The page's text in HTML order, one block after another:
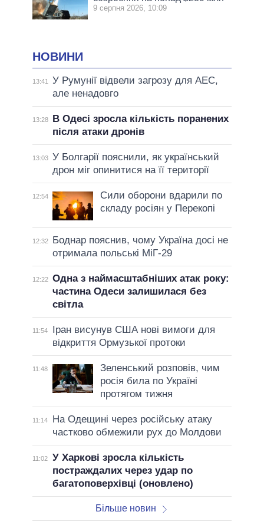
9 серпня 2026, 10:09
НОВИНИ
13:41
У Румунії відвели загрозу для АЕС,
але ненадовго
13:28
В Одесі зросла кількість поранених
після атаки дронів
13:03 У Болгарії пояснили, як український
дрон міг опинитися на її території
12:54
Сили оборони вдарили по
складу росіян у Перекопі
12:32
Боднар пояснив, чому Україна досі не
отримала польські МіГ-29
12:22 Одна з наймасштабніших атак року:
частина Одеси залишилася без
світла
11:54
Іран висунув США нові вимоги для
відкриття Ормузької протоки
11:48
Зеленський розповів, чим
росія била по Україні
протягом тижня
11:14
На Одещині через російську атаку
частково обмежили рух до Молдови
11:02
У Харкові зросла кількість
постраждалих через удар по
багатоповерхівці (оновлено)
Більше новин